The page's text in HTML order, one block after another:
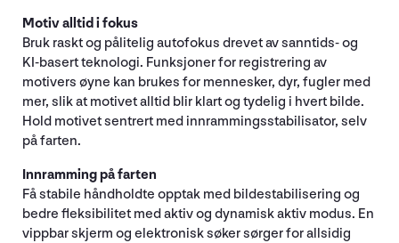
Motiv alltid i fokus
Bruk raskt og pålitelig autofokus drevet av sanntids- og
KI-basert teknologi. Funksjoner for registrering av
motivers øyne kan brukes for mennesker, dyr, fugler med
mer, slik at motivet alltid blir klart og tydelig i hvert bilde.
Hold motivet sentrert med innrammingsstabilisator, selv
på farten.
Innramming på farten
Få stabile håndholdte opptak med bildestabilisering og
bedre fleksibilitet med aktiv og dynamisk aktiv modus. En
vippbar skjerm og elektronisk søker sørger for allsidig